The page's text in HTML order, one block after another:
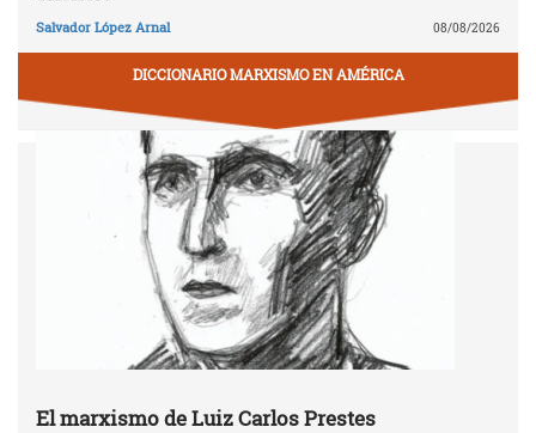
Salvador López Arnal 08/08/2026
DICCIONARIO MARXISMO EN AMÉRICA
El marxismo de Luiz Carlos Prestes